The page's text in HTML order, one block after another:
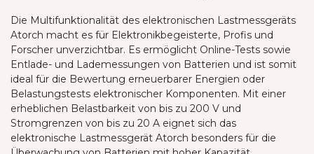
Die Multifunktionalität des elektronischen Lastmessgeräts
Atorch macht es für Elektronikbegeisterte, Profis und
Forscher unverzichtbar. Es ermöglicht Online-Tests sowie
Entlade- und Lademessungen von Batterien und ist somit
ideal für die Bewertung erneuerbarer Energien oder
Belastungstests elektronischer Komponenten. Mit einer
erheblichen Belastbarkeit von bis zu 200 V und
Stromgrenzen von bis zu 20 A eignet sich das
elektronische Lastmessgerät Atorch besonders für die